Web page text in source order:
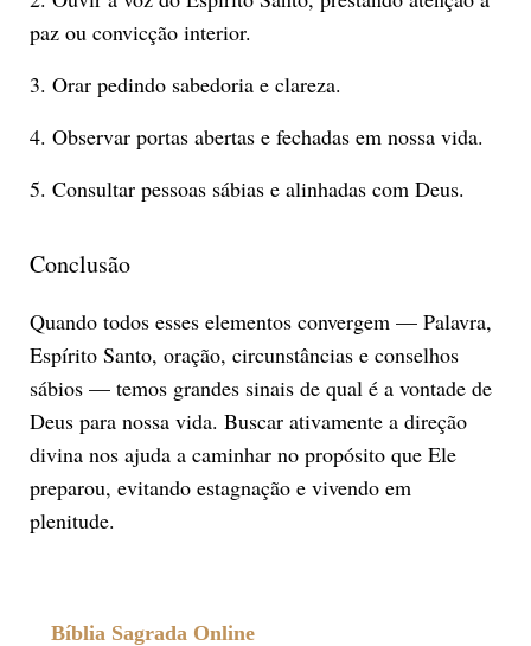
paz ou convicção interior.
3. Orar pedindo sabedoria e clareza.
4. Observar portas abertas e fechadas em nossa vida.
5. Consultar pessoas sábias e alinhadas com Deus.
Conclusão
Quando todos esses elementos convergem — Palavra,
Espírito Santo, oração, circunstâncias e conselhos
sábios — temos grandes sinais de qual é a vontade de
Deus para nossa vida. Buscar ativamente a direção
divina nos ajuda a caminhar no propósito que Ele
preparou, evitando estagnação e vivendo em
plenitude.
Bíblia Sagrada Online